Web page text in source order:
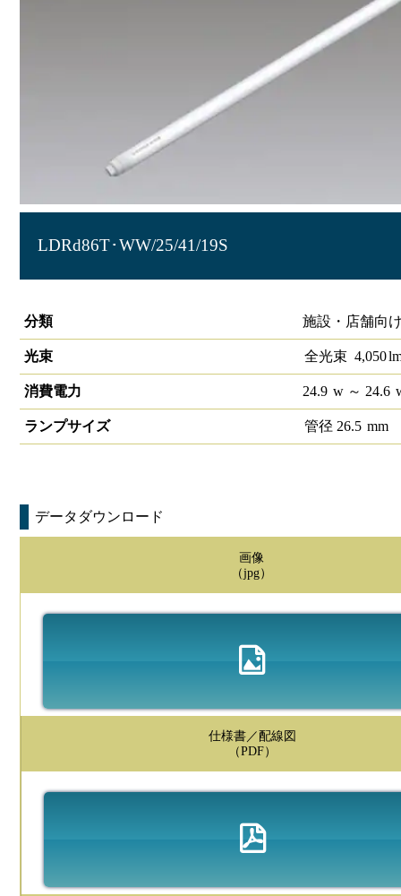
LDRd86T･WW/25/41/19S
分類
施設・店舗向
光束 全光束 4,050
消費電力 24.9 w～ 24.6
ランプサイズ 管径 26.5 mm
データダウンロード
画像
（jpg）
仕様書／配線図
（PDF）